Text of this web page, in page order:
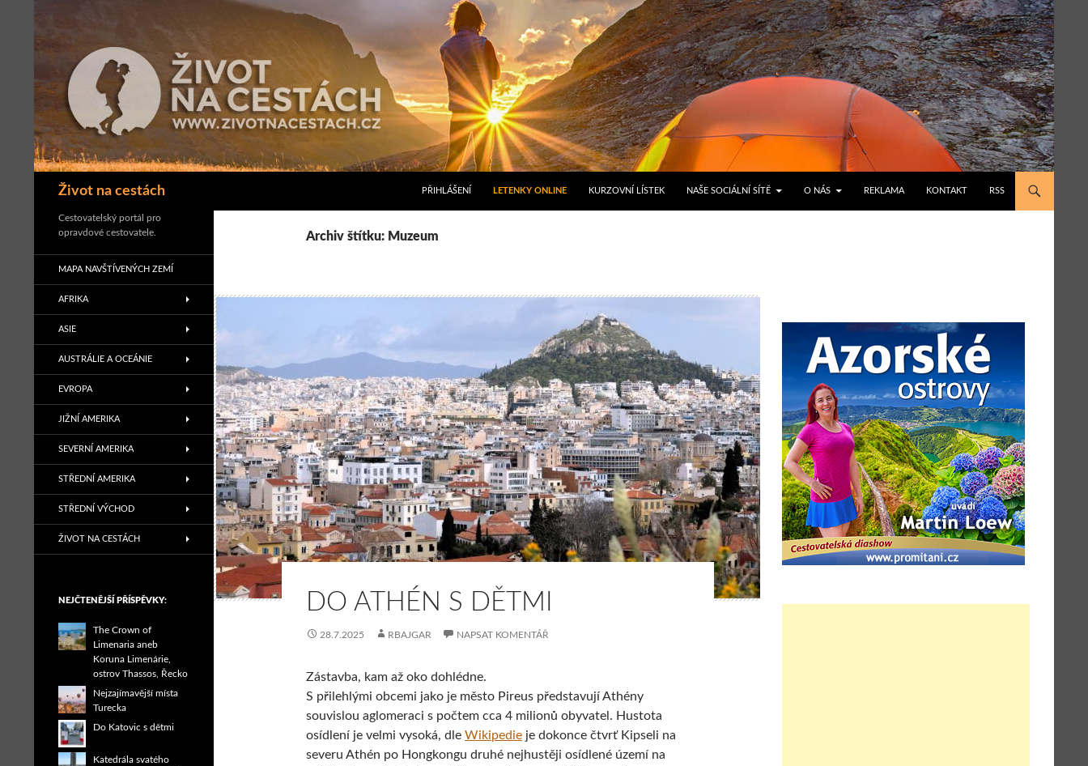
Život na cestách
Hledat
PŘIHLÁŠENÍ LETENKY ONLINE KURZOVNÍ LÍSTEK NAŠE SOCIÁLNÍ SÍTĚ O NÁS REKLAMA KONTAKT RSS
Archiv štítku: Muzeum
DO ATHÉN S DĚTMI
28.7.2025 RBAJGAR NAPSAT KOMENTÁŘ
Zástavba, kam až oko dohlédne.
S přilehlými obcemi jako je město Pireus představují Athény
souvislou aglomeraci s počtem cca 4 milionů obyvatel. Hustota
osídlení je velmi vysoká, dle Wikipedie je dokonce čtvrť Kipseli na
severu Athén po Hongkongu druhé nejhustěji osídlené území na
Cestovatelský portál pro
opravdové cestovatele.
MAPA NAVŠTÍVENÝCH ZEMÍ
AFRIKA
ASIE
AUSTRÁLIE A OCEÁNIE
EVROPA
JIŽNÍ AMERIKA
SEVERNÍ AMERIKA
STŘEDNÍ AMERIKA
STŘEDNÍ VÝCHOD
ŽIVOT NA CESTÁCH
NEJČTENĚJŠÍ PŘÍSPĚVKY:
The Crown of
Limenaria aneb
Koruna Limenárie,
ostrov Thassos, Řecko
Nejzajímavější místa
Turecka
Do Katovic s dětmi
Katedrála svatého